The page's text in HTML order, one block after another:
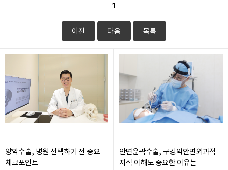
1
이전 다음 목록
양악수술, 병원 선택하기 전 중요
체크포인트
안면윤곽수술, 구강악안면외과적
지식 이해도 중요한 이유는